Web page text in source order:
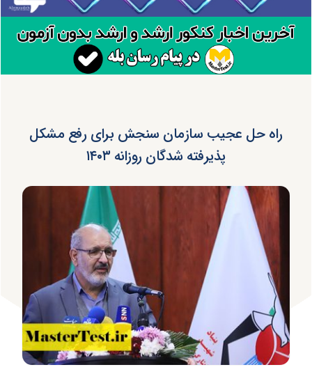
راه حل عجیب سازمان سنجش برای رفع مشکل
پذیرفته شدگان روزانه ۱۴۰۳